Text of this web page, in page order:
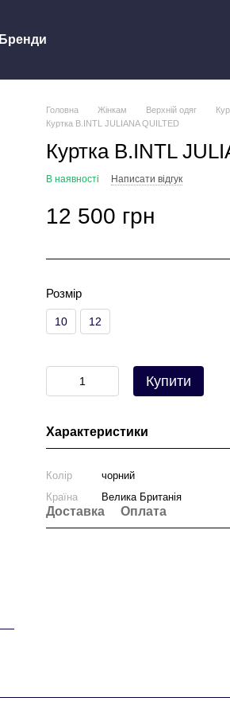
Бренди
Головна Жінкам Верхній одяг
Куртка B.INTL JULIANA QUILTED
Куртка B.INTL
В наявності Написати відгук
12 500 грн
Розмір
10 12
Купити
Характеристики
Колір
чорний
Країна
Велика Британія
Доставка Оплата